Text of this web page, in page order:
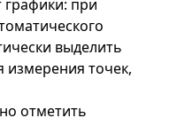
графики: при
выделить
измерения точек,
отметить